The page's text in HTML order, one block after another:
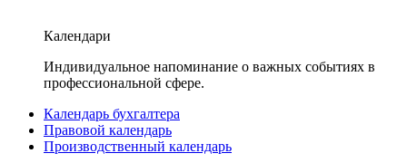
Календари
Индивидуальное напоминание о важных событиях в
профессиональной сфере.
Календарь бухгалтера
Правовой календарь
Производственный календарь